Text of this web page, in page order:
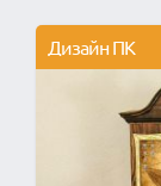
Дизайн ПК